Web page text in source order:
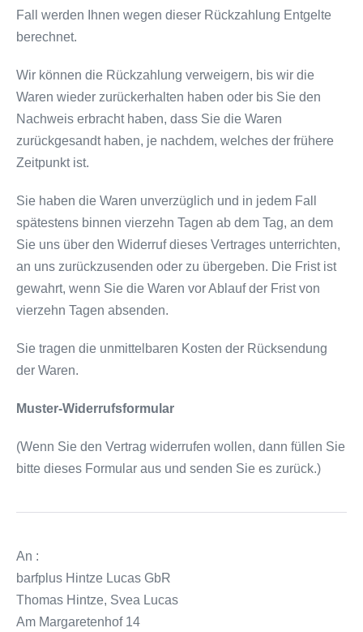
Fall werden Ihnen wegen dieser Rückzahlung Entgelte
berechnet.
Wir können die Rückzahlung verweigern, bis wir die
Waren wieder zurückerhalten haben oder bis Sie den
Nachweis erbracht haben, dass Sie die Waren
zurückgesandt haben, je nachdem, welches der frühere
Zeitpunkt ist.
Sie haben die Waren unverzüglich und in jedem Fall
spätestens binnen vierzehn Tagen ab dem Tag, an dem
Sie uns über den Widerruf dieses Vertrages unterrichten,
an uns zurückzusenden oder zu übergeben. Die Frist ist
gewahrt, wenn Sie die Waren vor Ablauf der Frist von
vierzehn Tagen absenden.
Sie tragen die unmittelbaren Kosten der Rücksendung
der Waren.
Muster-Widerrufsformular
(Wenn Sie den Vertrag widerrufen wollen, dann füllen Sie
bitte dieses Formular aus und senden Sie es zurück.)
An :
barfplus Hintze Lucas GbR
Thomas Hintze, Svea Lucas
Am Margaretenhof 14